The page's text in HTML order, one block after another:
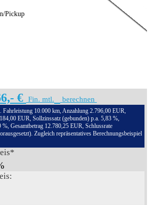
Pickup
€ Fin. mtl. berechnen
10.000 km, Anzahlung 2.796,00 EUR,
EUR, Sollzinssatz (gebunden) p.a. 5,83 %,
Gesamtbetrag 12.780,25 EUR, Schlussrate
Zugleich repräsentatives Berechnungsbeispiel